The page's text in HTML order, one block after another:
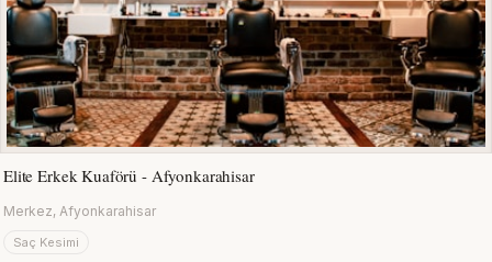
Elite Erkek Kuaförü - Afyonkarahisar
Merkez, Afyonkarahisar
Saç Kesimi